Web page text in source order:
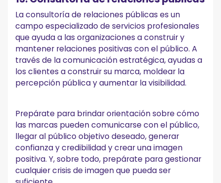
La consultoría de relaciones públicas es un
campo especializado de servicios profesionales
que ayuda a las organizaciones a construir y
mantener relaciones positivas con el público. A
través de la comunicación estratégica, ayudas a
los clientes a construir su marca, moldear la
percepción pública y aumentar la visibilidad.
Prepárate para brindar orientación sobre cómo
las marcas pueden comunicarse con el público,
llegar al público objetivo deseado, generar
confianza y credibilidad y crear una imagen
positiva. Y, sobre todo, prepárate para gestionar
cualquier crisis de imagen que pueda ser